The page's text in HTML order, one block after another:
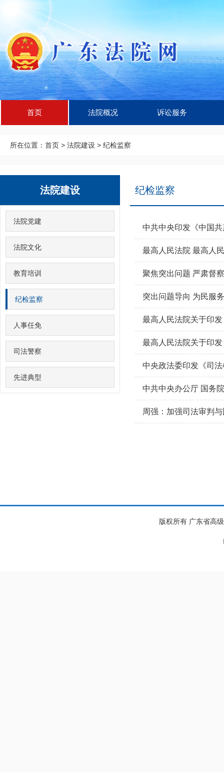
首页 法院概况 诉讼服务
所在位置： 首页 > 法院建设 > 纪检监察
法院建设
法院党建
法院文化
教育培训
纪检监察
人事任免
司法警察
先进典型
纪检监察
中共中央印发《中国
聚焦突出问题 严肃督
突出问题导向 为民服
中央政法委印发《司
周强：加强司法审判
版权所有 广东省高